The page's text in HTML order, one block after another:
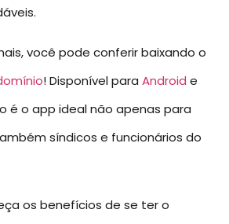
você pode conferir baixando o
! Disponível para Android e
é o app ideal não apenas para
síndicos e funcionários do
os benefícios de se ter o